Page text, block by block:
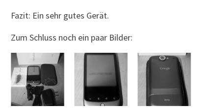
Fazit: Ein sehr gutes Gerät.
Zum Schluss noch ein paar Bilder: